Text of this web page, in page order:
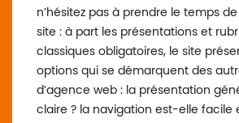
n’hésitez pas à prendre le temps
site : à part les présentations et
classiques obligatoires, le site
options qui se démarquent des
d’agence web : la présentation
claire ? la navigation est-elle facile